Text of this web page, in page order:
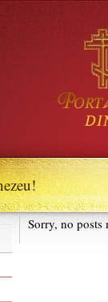
Sorry, no posts